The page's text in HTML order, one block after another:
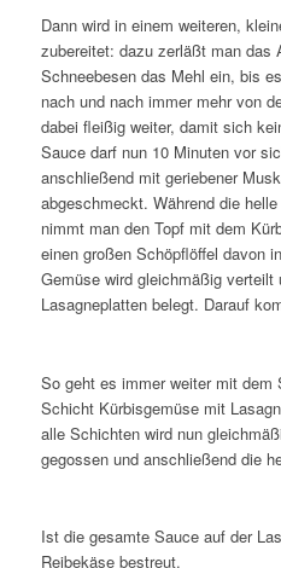
Dann wird in einem weiteren,
zubereitet: dazu zerläßt man das
Schneebesen das Mehl ein, bis
nach und nach immer mehr von
dabei fleißig weiter, damit sich
Sauce darf nun 10 Minuten vor
anschließend mit geriebener
abgeschmeckt. Während die
nimmt man den Topf mit dem
einen großen Schöpflöffel davon
Gemüse wird gleichmäßig
Lasagneplatten belegt. Darauf
So geht es immer weiter mit
Schicht Kürbisgemüse mit
alle Schichten wird nun
gegossen und anschließend die
Ist die gesamte Sauce auf der
Reibekäse bestreut.